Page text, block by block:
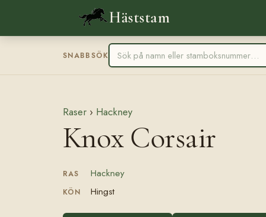
Häststam
SNABBSÖK
Raser › Hackney
Knox Corsair
RAS Hackney
KÖN Hingst